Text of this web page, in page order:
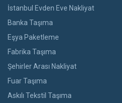
İstanbul Evden Eve Nakliyat
Banka Taşıma
Eşya Paketleme
Fabrika Taşıma
Şehirler Arası Nakliyat
Fuar Taşıma
Askılı Tekstil Taşıma